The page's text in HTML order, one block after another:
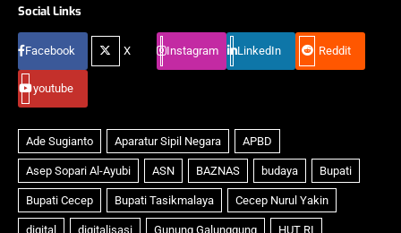
Social Links
Facebook X Instagram LinkedIn Reddit
youtube